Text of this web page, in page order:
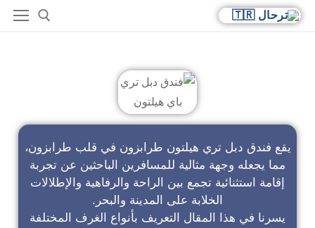
يقع فندق دبل تري هيلتون طرابزون في قلب طرابزون،
مما يجعله وجهة مثالية للمسافرين الباحثين عن تجربة
إقامة استثنائية تجمع بين الراحة والرفاهية والإطلالات
الخلابة على المدينة والبحر.
يسرنا في هذا المقال التعريف بأنواع الغرف المختلفة